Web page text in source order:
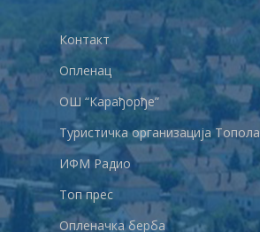
Контакт
Опленац
ОШ “Карађорђе”
Туристичка организација Топола
ИФМ Радио
Топ прес
Опленачка берба